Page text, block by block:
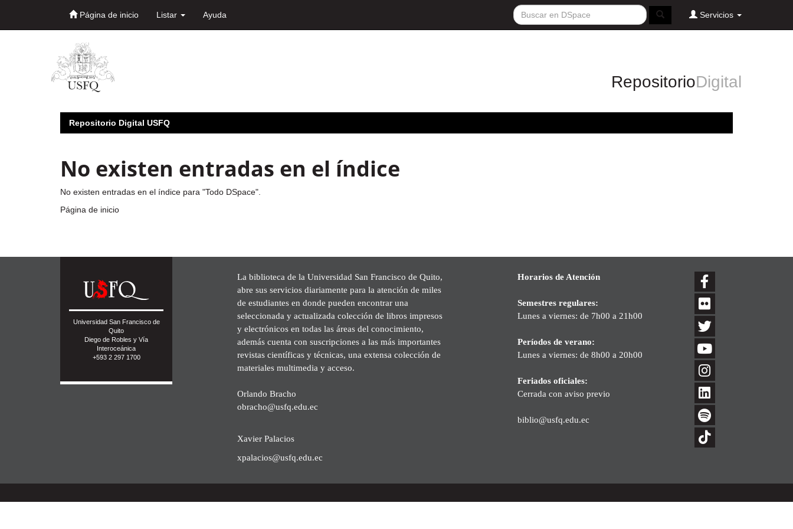
Página de inicio Listar Ayuda Servicios
RepositorioDigital
Repositorio Digital USFQ
No existen entradas en el índice
No existen entradas en el índice para "Todo DSpace".
Página de inicio
Universidad San Francisco de
Quito
Diego de Robles y Vía
Interoceánica
+593 2 297 1700
La biblioteca de la Universidad San Francisco de Quito,
abre sus servicios diariamente para la atención de miles
de estudiantes en donde pueden encontrar una
seleccionada y actualizada colección de libros impresos
y electrónicos en todas las áreas del conocimiento,
además cuenta con suscripciones a las más importantes
revistas científicas y técnicas, una extensa colección de
materiales multimedia y acceso.
Orlando Bracho
obracho@usfq.edu.ec
Xavier Palacios
xpalacios@usfq.edu.ec
Horarios de Atención
Semestres regulares:
Lunes a viernes: de 7h00 a 21h00
Períodos de verano:
Lunes a viernes: de 8h00 a 20h00
Feriados oficiales:
Cerrada con aviso previo
biblio@usfq.edu.ec